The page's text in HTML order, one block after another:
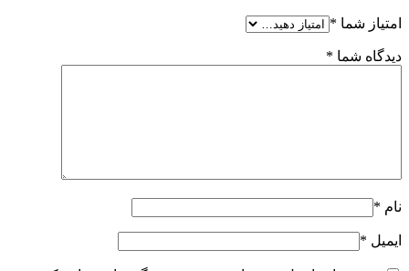
امتیاز شما *
دیدگاه شما *
نام *
ایمیل *